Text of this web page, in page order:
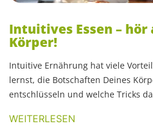
Intuitives Essen – hör
Körper!
Intuitive Ernährung hat viele
lernst, die Botschaften Deines
entschlüsseln und welche Tricks
WEITERLESEN